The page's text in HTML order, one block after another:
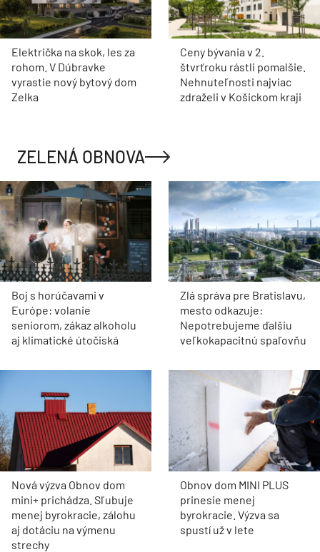
Električka na skok, les za
rohom. V Dúbravke
vyrastie nový bytový dom
Zelka
Ceny bývania v 2.
štvrťroku rástli pomalšie.
Nehnuteľnosti najviac
zdraželi v Košickom kraji
ZELENÁ OBNOVA
Boj s horúčavami v
Európe: volanie
seniorom, zákaz alkoholu
aj klimatické útočiská
Zlá správa pre Bratislavu,
mesto odkazuje:
Nepotrebujeme ďalšiu
veľkokapacitnú spaľovňu
Nová výzva Obnov dom
mini+ prichádza. Sľubuje
menej byrokracie, zálohu
aj dotáciu na výmenu
strechy
Obnov dom MINI PLUS
prinesie menej
byrokracie. Výzva sa
spustí už v lete